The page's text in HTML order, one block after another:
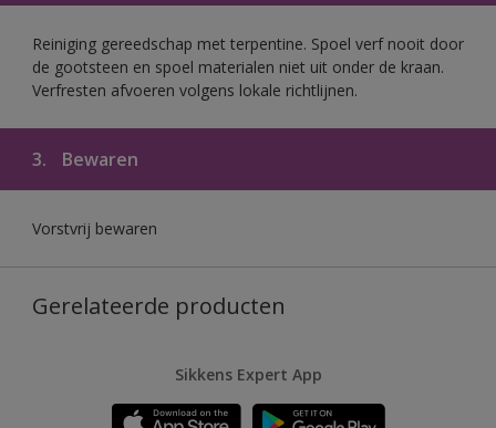
Reiniging gereedschap met terpentine. Spoel verf nooit door
de gootsteen en spoel materialen niet uit onder de kraan.
Verfresten afvoeren volgens lokale richtlijnen.
3. Bewaren
Vorstvrij bewaren
Gerelateerde producten
Sikkens Expert App